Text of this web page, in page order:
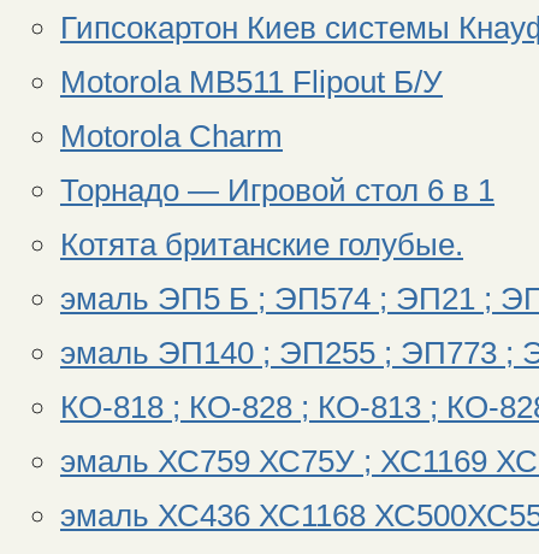
Гипсокартон Киев системы
Motorola MB511 Flipout Б/У
Motorola Charm
Торнадо — Игровой стол 6 в 1
Котята британские голубые.
эмаль ЭП5 Б ; ЭП574 ; ЭП21 ;
эмаль ЭП140 ; ЭП255 ; ЭП773 ;
КО-818 ; КО-828 ; КО-813 ; КО-
эмаль ХС759 ХС75У ; ХС1169
эмаль ХС436 ХС1168